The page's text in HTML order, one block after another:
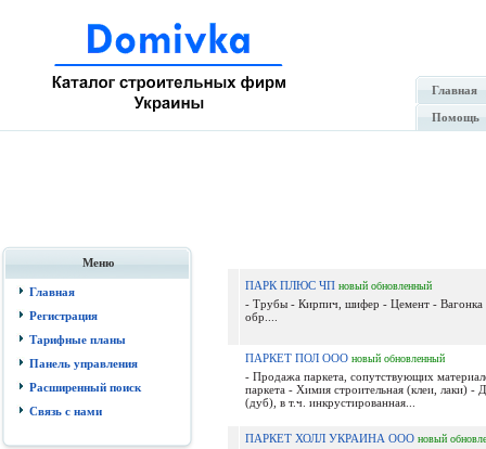
Главная
Помощь
Меню
Главная
Регистрация
Тарифные планы
Панель управления
Расширенный поиск
Связь с нами
ПАРК ПЛЮС ЧП новый обновленный
- Трубы - Кирпич, шифер - Цемент - Вагонка
обр....
ПАРКЕТ ПОЛ ООО новый обновленный
- Продажа паркета, сопутствующих
паркета - Химия строительная (клеи, лаки) -
(дуб), в т.ч. инкрустированная...
ПАРКЕТ ХОЛЛ УКРАИНА ООО новый